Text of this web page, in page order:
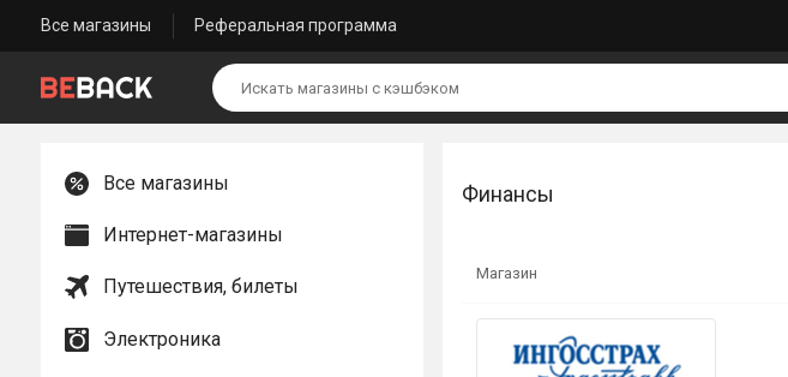
Все магазины Реферальная программа
Финансы
Магазин
Все магазины
Интернет-магазины
Путешествия, билеты
Электроника